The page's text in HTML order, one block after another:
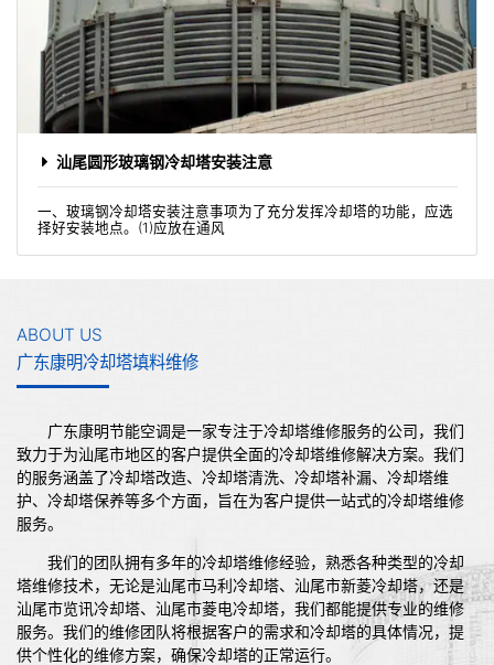
汕尾圆形玻璃钢冷却塔安装注意
一、玻璃钢冷却塔安装注意事项为了充分发挥冷却塔的功能，应选
择好安装地点。(1)应放在通风
ABOUT US
广东康明冷却塔填料维修
广东康明节能空调是一家专注于冷却塔维修服务的公司，我们
致力于为汕尾市地区的客户提供全面的冷却塔维修解决方案。我们
的服务涵盖了冷却塔改造、冷却塔清洗、冷却塔补漏、冷却塔维
护、冷却塔保养等多个方面，旨在为客户提供一站式的冷却塔维修
服务。
我们的团队拥有多年的冷却塔维修经验，熟悉各种类型的冷却
塔维修技术，无论是汕尾市马利冷却塔、汕尾市新菱冷却塔，还是
汕尾市览讯冷却塔、汕尾市菱电冷却塔，我们都能提供专业的维修
服务。我们的维修团队将根据客户的需求和冷却塔的具体情况，提
供个性化的维修方案，确保冷却塔的正常运行。